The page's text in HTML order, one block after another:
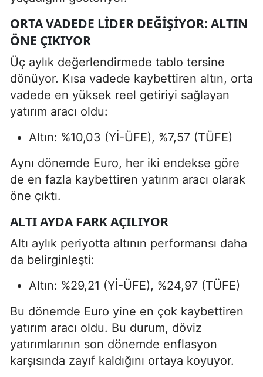
ORTA VADEDE LIDER DEĞIŞIYOR: ALTIN
ÖNE ÇIKIYOR
Üç aylık değerlendirmede tablo tersine
dönüyor. Kısa vadede kaybettiren altın, orta
vadede en yüksek reel getiriyi sağlayan
yatırım aracı oldu:
Altın: %10,03 (Yİ-ÜFE), %7,57 (TÜFE)
Aynı dönemde Euro, her iki endekse göre
de en fazla kaybettiren yatırım aracı olarak
öne çıktı.
ALTI AYDA FARK AÇILIYOR
Altı aylık periyotta altının performansı daha
da belirginleşti:
Altın: %29,21 (Yİ-ÜFE), %24,97 (TÜFE)
Bu dönemde Euro yine en çok kaybettiren
yatırım aracı oldu. Bu durum, döviz
yatırımlarının son dönemde enflasyon
karşısında zayıf kaldığını ortaya koyuyor.